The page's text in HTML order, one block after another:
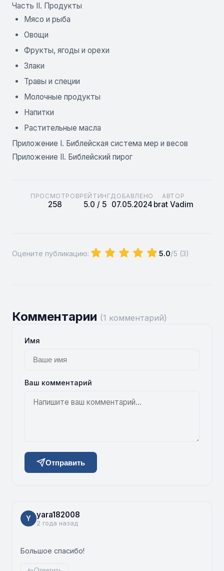
Часть II. Продукты
Мясо и рыба
Овощи
Фрукты, ягоды и орехи
Злаки
Травы и специи
Молочные продукты
Напитки
Растительные масла
Приложение I. Библейская система мер и весов
Приложение II. Библейский пирог
ПРОСМОТРОВ
258
РЕЙТИНГ
5.0 / 5
ДОБАВЛЕНО
07.05.2024
АВТОР
brat Vadim
Оцените публикацию: 5.0/5 (3)
Комментарии (1 комментарий)
Имя
Ваш комментарий
Отправить
Y yara182008
2 года назад
Большое спасибо!